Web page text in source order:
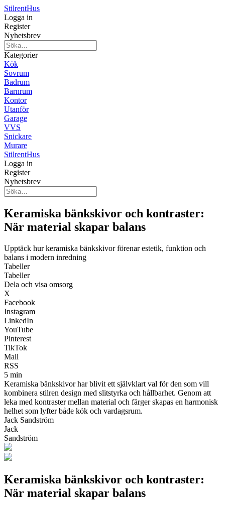
StilrentHus
Logga in
Register
Nyhetsbrev
Kategorier
Kök
Sovrum
Badrum
Barnrum
Kontor
Utanför
Garage
VVS
Snickare
Murare
StilrentHus
Logga in
Register
Nyhetsbrev
Keramiska bänkskivor och kontraster:
När material skapar balans
Upptäck hur keramiska bänkskivor förenar estetik, funktion och
balans i modern inredning
Tabeller
Tabeller
Dela och visa omsorg
X
Facebook
Instagram
LinkedIn
YouTube
Pinterest
TikTok
Mail
RSS
5 min
Keramiska bänkskivor har blivit ett självklart val för den som vill
kombinera stilren design med slitstyrka och hållbarhet. Genom att
leka med kontraster mellan material och färger skapas en harmonisk
helhet som lyfter både kök och vardagsrum.
Jack Sandström
Jack
Sandström
Keramiska bänkskivor och kontraster:
När material skapar balans